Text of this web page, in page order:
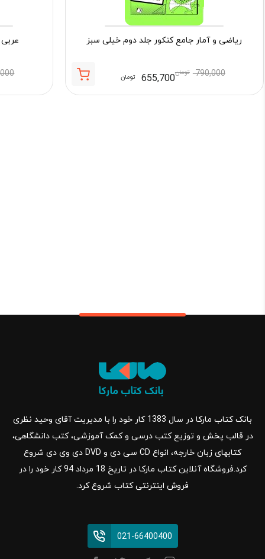
ریاضی و آمار جامع کنکور جلد دوم خیلی سبز
790,000 تومان655,700 تومان
بانک کتاب مارکا در سال 1383 کار خود را با مدیریت آقای وحید نظری
در قالب پخش و توزیع کتب درسی و کمک آموزشی، کتب دانشگاهی،
کتابهای زبان خارجه، انواع CD سی دی و DVD دی وی دی شروع
کرد.فروشگاه آنلاین کتاب مارکا در تاریخ 18 مرداد 94 کار خود را در
فروش اینترنتی کتاب شروع کرد.
021-66400400